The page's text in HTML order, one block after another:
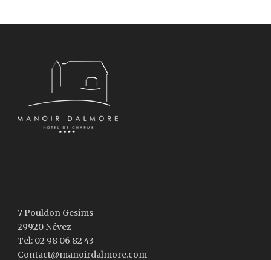
7 Pouldon Gesims
29920 Névez
Tel: 02 98 06 82 43
Contact@manoirdalmore.com